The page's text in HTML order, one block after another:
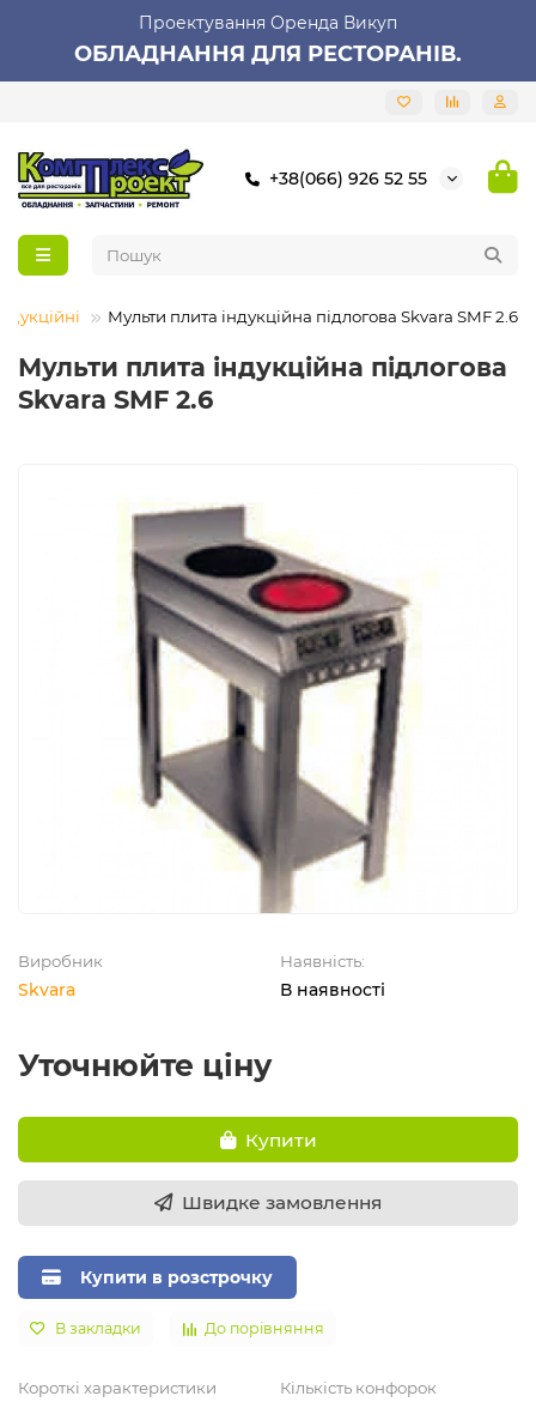
Проектування Оренда Викуп
ОБЛАДНАННЯ ДЛЯ РЕСТОРАНІВ.
+38(066) 926 52 55
Мульти плита індукційна підлогова Skvara SMF 2.6
Мульти плита індукційна підлогова
Skvara SMF 2.6
Виробник
Skvara
Наявність:
В наявності
Уточнюйте ціну
Купити
Швидке замовлення
Купити в розстрочку
В закладки До порівняння
Короткі характеристики Кількість конфорок